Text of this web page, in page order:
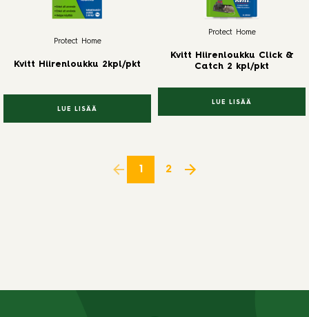
Protect Home
Kvitt Hiirenloukku 2kpl/pkt
LUE LISÄÄ
Protect Home
Kvitt Hiirenloukku Click &
Catch 2 kpl/pkt
LUE LISÄÄ
2